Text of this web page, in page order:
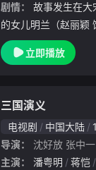
剧情：
的女儿明兰（赵丽颖
人，可惜母亲偏为侧
牙的忌恨。明兰听从
立即播放
三国演义
电视剧 中国大陆
导演：
沈好放 张中一
主演：
潘粤明 蒋恺